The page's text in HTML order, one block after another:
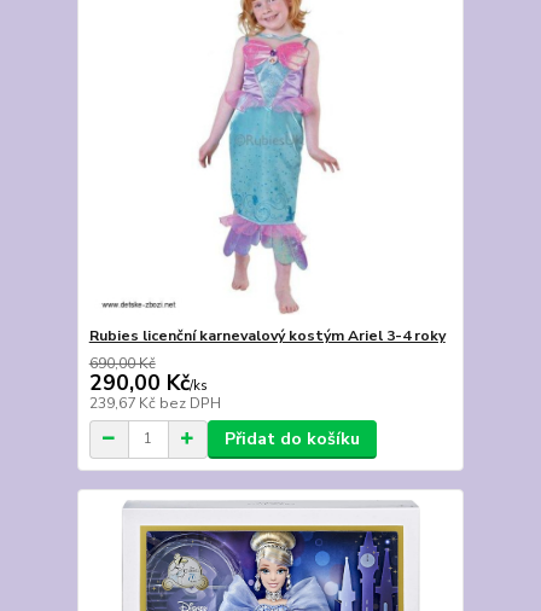
Rubies licenční karnevalový kostým Ariel 3-4 roky
690,00 Kč
290,00 Kč/ks
239,67 Kč bez DPH
Přidat do košíku